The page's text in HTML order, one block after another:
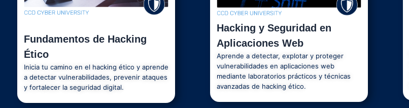
Fundamentos de Hacking
Ético
Inicia tu camino en el hacking ético y aprende
a detectar vulnerabilidades, prevenir ataques
y fortalecer la seguridad digital.
Hacking y Seguridad en
Aplicaciones Web
Aprende a detectar, explotar y proteger
vulnerabilidades en aplicaciones web
mediante laboratorios prácticos y técnicas
avanzadas de hacking ético.